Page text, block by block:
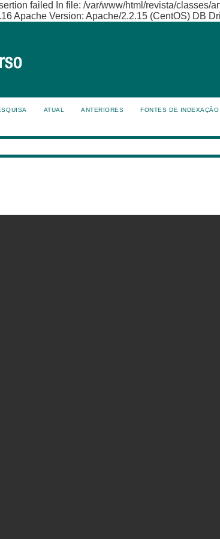
failed In file: /var/www/html/revista/
Apache Version: Apache/2.2.15 (CentOS) DB
ATUAL ANTERIORES FONTES DE INDEXAÇÃO